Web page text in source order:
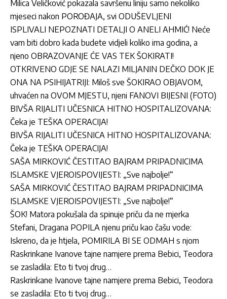
Milica Veličković pokazala savršenu liniju samo nekoliko
mjeseci nakon POROĐAJA, svi ODUŠEVLJENI
ISPLIVALI NEPOZNATI DETALJI O ANELI AHMIĆ! Neće
vam biti dobro kada budete vidjeli koliko ima godina, a
njeno OBRAZOVANJE ĆE VAS TEK ŠOKIRATI!
OTKRIVENO GDJE SE NALAZI MILJANIN DEČKO DOK JE
ONA NA PSIHIJATRIJI: Miloš sve ŠOKIRAO OBJAVOM,
uhvaćen na OVOM MJESTU, njeni FANOVI BIJESNI (FOTO)
BIVŠA RIJALITI UČESNICA HITNO HOSPITALIZOVANA:
Čeka je TEŠKA OPERACIJA!
BIVŠA RIJALITI UČESNICA HITNO HOSPITALIZOVANA:
Čeka je TEŠKA OPERACIJA!
SAŠA MIRKOVIĆ ČESTITAO BAJRAM PRIPADNICIMA
ISLAMSKE VJEROISPOVIJESTI: „Sve najbolje!“
SAŠA MIRKOVIĆ ČESTITAO BAJRAM PRIPADNICIMA
ISLAMSKE VJEROISPOVIJESTI: „Sve najbolje!“
ŠOK! Matora pokušala da spinuje priču da ne mjerka
Stefani, Dragana POPILA njenu priču kao čašu vode:
Iskreno, da je htjela, POMIRILA BI SE ODMAH s njom
Raskrinkane Ivanove tajne namjere prema Bebici, Teodora
se zasladila: Eto ti tvoj drug…
Raskrinkane Ivanove tajne namjere prema Bebici, Teodora
se zasladila: Eto ti tvoj drug…